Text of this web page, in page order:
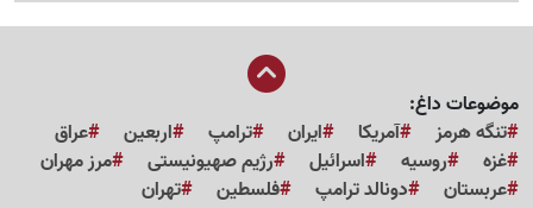
موضوعات داغ:
تنگه هرمز
آمریکا ایران ترامپ اربعین
عراق
غزه
روسیه اسرائیل رژیم صهیونیستی
مرز مهران
عربستان
دونالد ترامپ فلسطین تهران